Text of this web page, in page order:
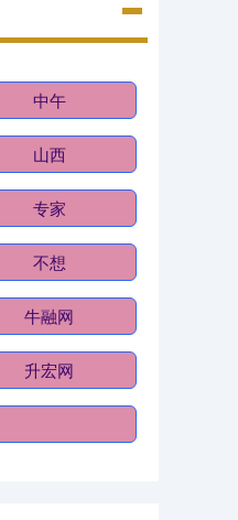
中午
山西
专家
不想
牛融网
升宏网